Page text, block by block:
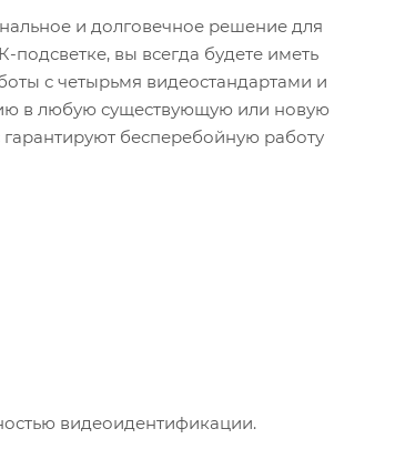
и долговечное решение для
вы всегда будете иметь
с четырьмя видеостандартами и
в любую существующую или новую
бесперебойную работу
видеоидентификации.